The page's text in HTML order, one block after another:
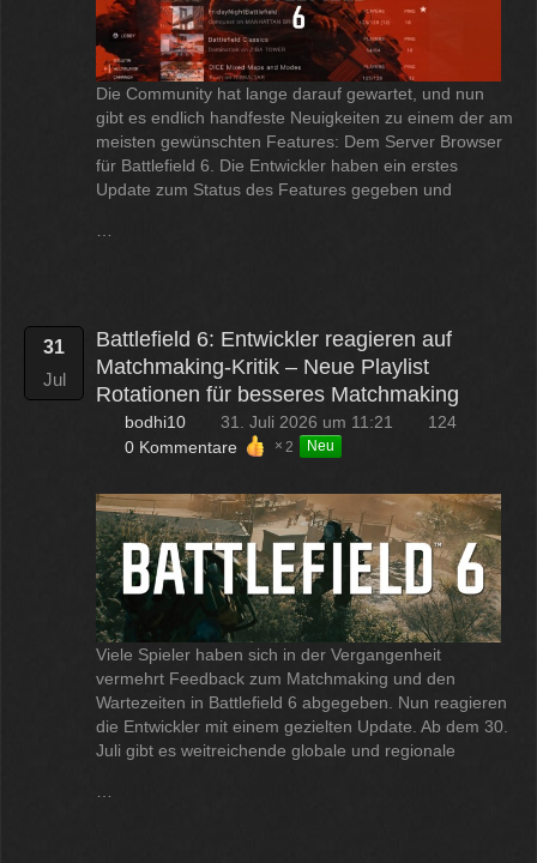
Die Community hat lange darauf gewartet, und nun
gibt es endlich handfeste Neuigkeiten zu einem der am
meisten gewünschten Features: Dem Server Browser
für Battlefield 6. Die Entwickler haben ein erstes
Update zum Status des Features gegeben und
31
Jul
Battlefield 6: Entwickler reagieren auf
Matchmaking-Kritik – Neue Playlist
Rotationen für besseres Matchmaking
bodhi10 31. Juli 2026 um 11:21
124
0 Kommentare
2 Neu
Viele Spieler haben sich in der Vergangenheit
vermehrt Feedback zum Matchmaking und den
Wartezeiten in Battlefield 6 abgegeben. Nun reagieren
die Entwickler mit einem gezielten Update. Ab dem 30.
Juli gibt es weitreichende globale und regionale